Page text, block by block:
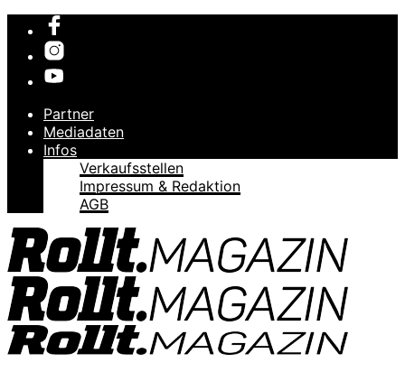
Partner
Mediadaten
Infos
Verkaufsstellen
Impressum & Redaktion
AGB